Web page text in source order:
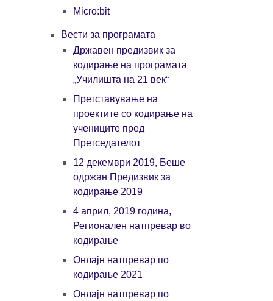
Micro:bit
Вести за програмата
Државен предизвик за
кодирање на програмата
„Училишта на 21 век“
Претставување на
проектите со кодирање на
учениците пред
Претседателот
12 декември 2019, Беше
одржан Предизвик за
кодирање 2019
4 април, 2019 година,
Регионален натпревар во
кодирање
Онлајн натпревар по
кодирање 2021
Онлајн натпревар по